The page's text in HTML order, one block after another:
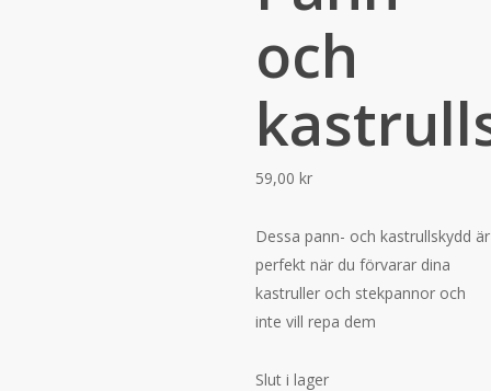
och
59,00 kr
Dessa pann- och kastrullskydd är
perfekt när du förvarar dina
kastruller och stekpannor och
inte vill repa dem
Slut i lager